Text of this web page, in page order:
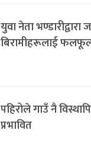
युवा नेता
बिरामीहरूलाई
पहिरोले गाउँ नै
प्रभावित